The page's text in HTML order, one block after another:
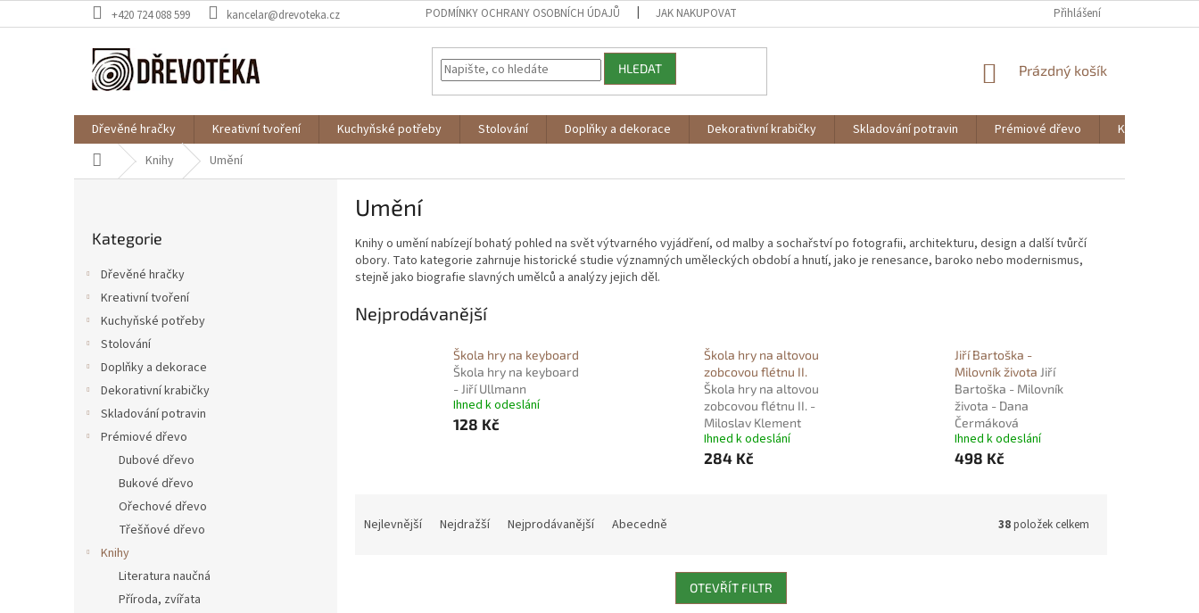
na
+420 724 088 599 kancelar@drevoteka.cz PODMÍNKY OCHRANY OSOBNÍCH ÚDAJŮ JAK NAKUPOVAT Přihlášení
HLEDAT
NÁKUPNÍ
Prázdný košík
Dřevěné hračky Kreativní tvoření Kuchyňské potřeby Stolování Doplňky a dekorace Dekorativní krabičky Skladování potravin Prémiové dřevo
Knihy
Domů Knihy Umění
kategorie
Kategorie
Dřevěné hračky
Kreativní tvoření
Kuchyňské potřeby
Stolování
Doplňky a dekorace
Dekorativní krabičky
Skladování potravin
Prémiové dřevo
Dubové dřevo
Bukové dřevo
Ořechové dřevo
Třešňové dřevo
Knihy
Literatura naučná
Příroda, zvířata
Umění
Knihy o umění nabízejí bohatý pohled na svět výtvarného vyjádření, od malby a sochařství po fotografii, architekturu, design a další tvůrčí
obory. Tato kategorie zahrnuje historické studie významných uměleckých období a hnutí, jako je renesance, baroko nebo modernismus,
stejně jako biografie slavných umělců a analýzy jejich děl.
Nejprodávanější
Škola hry na keyboard
Škola hry na keyboard
- Jiří Ullmann
Ihned k odeslání
128 Kč
Škola hry na altovou
zobcovou flétnu II.
Škola hry na altovou
zobcovou flétnu II. -
Miloslav Klement
Ihned k odeslání
284 Kč
Jiří Bartoška -
Milovník života Jiří
Bartoška - Milovník
života - Dana
Čermáková
Ihned k odeslání
498 Kč
Nejlevnější Nejdražší Nejprodávanější Abecedně 38položek celkem
OTEVŘÍT FILTR